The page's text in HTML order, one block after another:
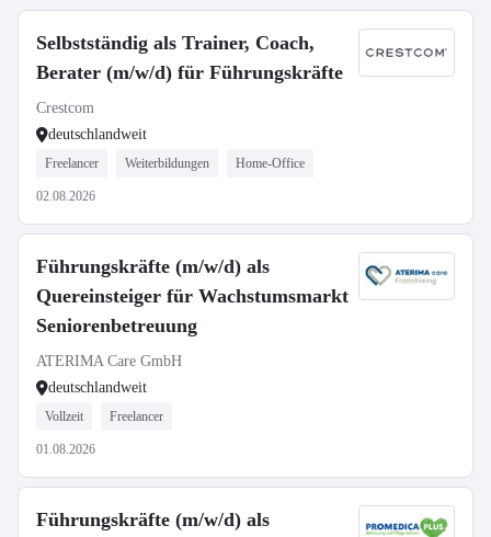
Selbstständig als Trainer, Coach,
Berater (m/w/d) für Führungskräfte
Crestcom
deutschlandweit
Freelancer Weiterbildungen Home-Office
02.08.2026
Führungskräfte (m/w/d) als
Quereinsteiger für Wachstumsmarkt
Seniorenbetreuung
ATERIMA Care GmbH
deutschlandweit
Vollzeit Freelancer
01.08.2026
Führungskräfte (m/w/d) als